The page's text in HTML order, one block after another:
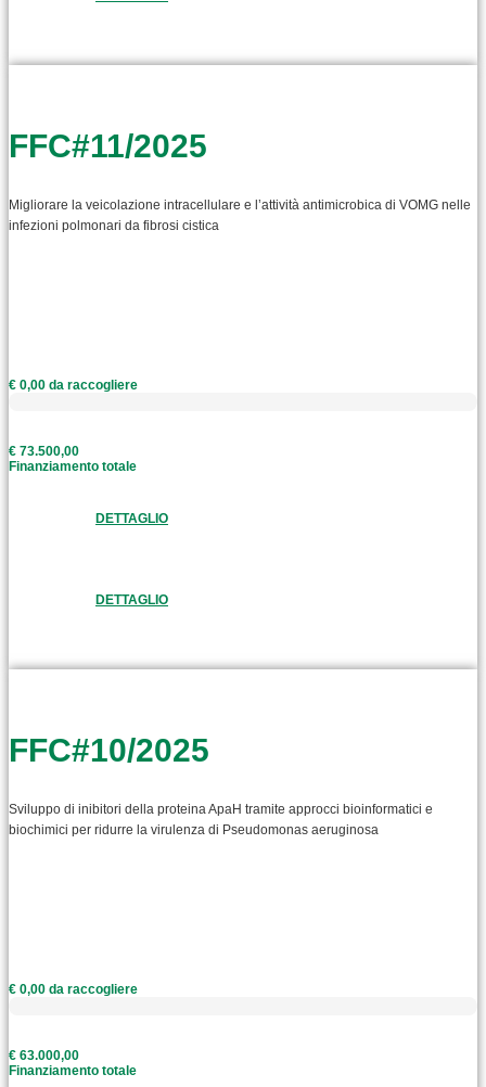
FFC#11/2025
Migliorare la veicolazione intracellulare e l’attività antimicrobica di VOMG nelle
infezioni polmonari da fibrosi cistica
€ 0,00 da raccogliere
€ 73.500,00
Finanziamento totale
DETTAGLIO
DETTAGLIO
FFC#10/2025
Sviluppo di inibitori della proteina ApaH tramite approcci bioinformatici e
biochimici per ridurre la virulenza di Pseudomonas aeruginosa
€ 0,00 da raccogliere
€ 63.000,00
Finanziamento totale